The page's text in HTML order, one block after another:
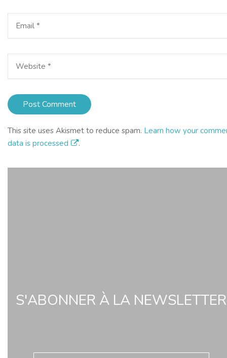
This site uses Akismet to reduce spam. Learn how your
data is processed
.
S'ABONNER À LA NEWSLETTER